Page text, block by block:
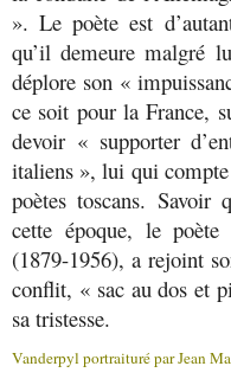
». Le poète est
qu’il demeure malgré
déplore son «
ce soit pour la France,
devoir « supporter
italiens », lui qui
poètes toscans.
cette époque, le
(1879-1956), a rejoint
conflit, « sac au dos et
sa tristesse.
Vanderpyl portraituré par Jean